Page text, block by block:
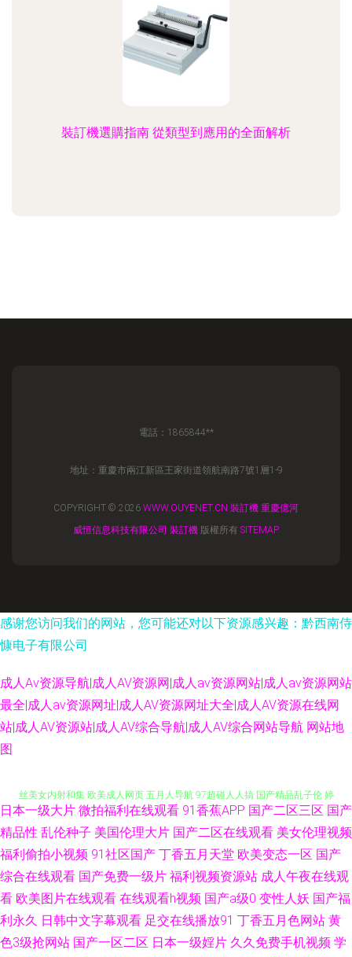
裝訂機選購指南 從類型到應用的全面解析
電話：1865844**
地址：重慶市兩江新區王家街道領航南路7號1層1-9
COPYRIGHT © 2026 WWW.OUYENET.CN 裝訂機 重慶億河
威恒信息科技有限公司 裝訂機 版權所有 SITEMAP
感谢您访问我们的网站，您可能还对以下资源感兴趣：黔西南侍
慷电子有限公司
成人Av资源导航|成人AV资源网|成人av资源网站|成人av资源网站
最全|成人av资源网址|成人AV资源网址大全|成人AV资源在线网
站|成人AV资源站|成人AV综合导航|成人AV综合网站导航 网站地
图
资源网欧美色 99色色网 九九精品一级 婷婷色色资源网站 91小视频在线看 丁
香怡红院午夜 久久丁香五月 青娱乐豆花午夜 亚洲资源网站 超碰大秀美女 韩
日AV片 另类专区亚洲 五月激情网站 91蜜桃臀无码 wwwav天堂网 韩国性爱
日本一级大片 微拍福利在线观看 91香蕉APP 国产二区三区 国产
精品性 乱伦种子 美国伦理大片 国产二区在线观看 美女伦理视频
福利偷拍小视频 91社区国产 丁香五月天堂 欧美变态一区 国产
综合在线观看 国产免费一级片 福利视频资源站 成人午夜在线观
看 欧美图片在线观看 在线观看h视频 国产a级0 变性人妖 国产福
利永久 日韩中文字幕观看 足交在线播放91 丁香五月色网站 黄
色3级抢网站 国产一区二区 日本一级婬片 久久免费手机视频 学